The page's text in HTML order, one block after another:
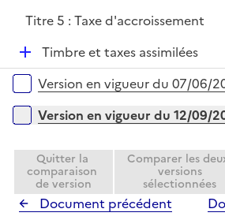
p
l
i
e
Titre 5 : Taxe d'accroissement
D
é
p
e
r
Timbre et taxes assimilées
Versions sur la période
Version en vigueur du 07/06/
Version en vigueur du 12/09/
Quitter la
comparaison
de version
Comparer les
versions
sélectionnées
Document précédent